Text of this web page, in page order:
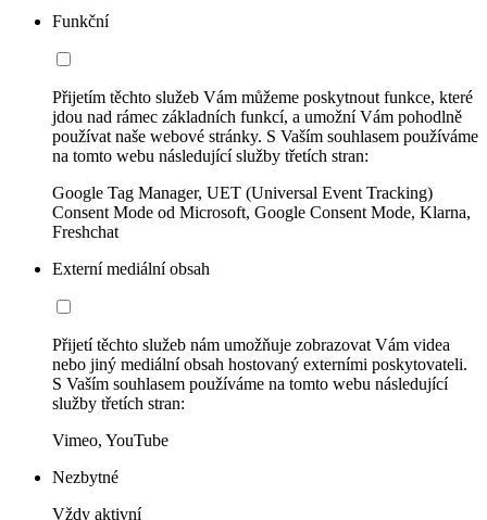
Funkční
Přijetím těchto služeb Vám můžeme poskytnout funkce, které
jdou nad rámec základních funkcí, a umožní Vám pohodlně
používat naše webové stránky. S Vaším souhlasem používáme
na tomto webu následující služby třetích stran:
Google Tag Manager, UET (Universal Event Tracking)
Consent Mode od Microsoft, Google Consent Mode, Klarna,
Freshchat
Externí mediální obsah
Přijetí těchto služeb nám umožňuje zobrazovat Vám videa
nebo jiný mediální obsah hostovaný externími poskytovateli.
S Vaším souhlasem používáme na tomto webu následující
služby třetích stran:
Vimeo, YouTube
Nezbytné
Vždy aktivní